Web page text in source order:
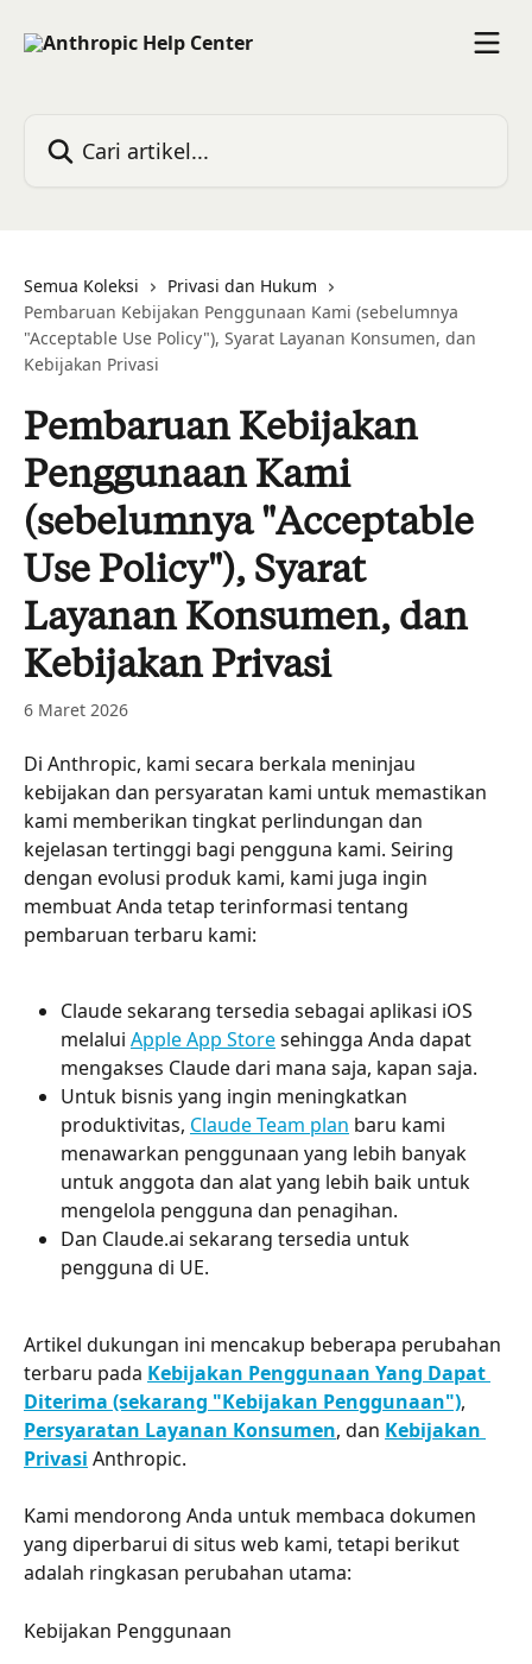
Semua Koleksi
Privasi dan Hukum
Pembaruan Kebijakan Penggunaan Kami (sebelumnya
"Acceptable Use Policy"), Syarat Layanan Konsumen, dan
Kebijakan Privasi
Pembaruan Kebijakan
Penggunaan Kami
(sebelumnya "Acceptable
Use Policy"), Syarat
Layanan Konsumen, dan
Kebijakan Privasi
6 Maret 2026
Di Anthropic, kami secara berkala meninjau
kebijakan dan persyaratan kami untuk memastikan
kami memberikan tingkat perlindungan dan
kejelasan tertinggi bagi pengguna kami. Seiring
dengan evolusi produk kami, kami juga ingin
membuat Anda tetap terinformasi tentang
pembaruan terbaru kami:
Claude sekarang tersedia sebagai aplikasi iOS
melalui Apple App Store sehingga Anda dapat
mengakses Claude dari mana saja, kapan saja.
Untuk bisnis yang ingin meningkatkan
produktivitas, Claude Team plan baru kami
menawarkan penggunaan yang lebih banyak
untuk anggota dan alat yang lebih baik untuk
mengelola pengguna dan penagihan.
Dan Claude.ai sekarang tersedia untuk
pengguna di UE.
Artikel dukungan ini mencakup beberapa perubahan
terbaru pada Kebijakan Penggunaan Yang Dapat
Diterima (sekarang "Kebijakan Penggunaan"),
Persyaratan Layanan Konsumen, dan Kebijakan
Privasi Anthropic.
Kami mendorong Anda untuk membaca dokumen
yang diperbarui di situs web kami, tetapi berikut
adalah ringkasan perubahan utama:
Kebijakan Penggunaan